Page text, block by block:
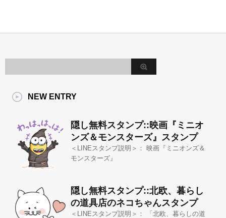
NEW ENTRY
隠し無料スタンプ::映画『ミニオ
ンズ＆モンスターズ』スタンプ
＜LINEスタンプ説明＞： 映画『ミニオンズ＆
モンスターズ』
隠し無料スタンプ::北欧、暮らし
の道具店のネコちゃんスタンプ
＜LINEスタンプ説明＞： 「北欧、暮らしの道